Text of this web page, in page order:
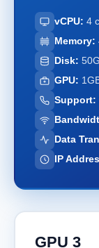
vCPU: 4
Memory:
Disk:
GPU:
Support:
Data
IP
GPU 3